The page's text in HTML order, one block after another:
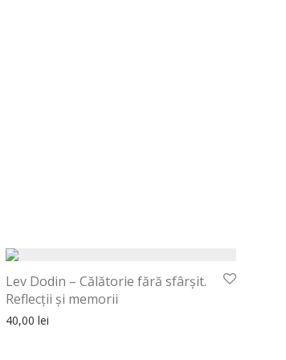
Lev Dodin – Călătorie fără sfârşit.
Reflecţii şi memorii
40,00 lei